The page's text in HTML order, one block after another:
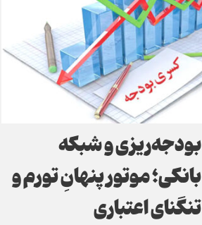
بودجه‌ریزی و شبکه
بانکی؛ موتور پنهانِ تورم و
تنگنای اعتباری